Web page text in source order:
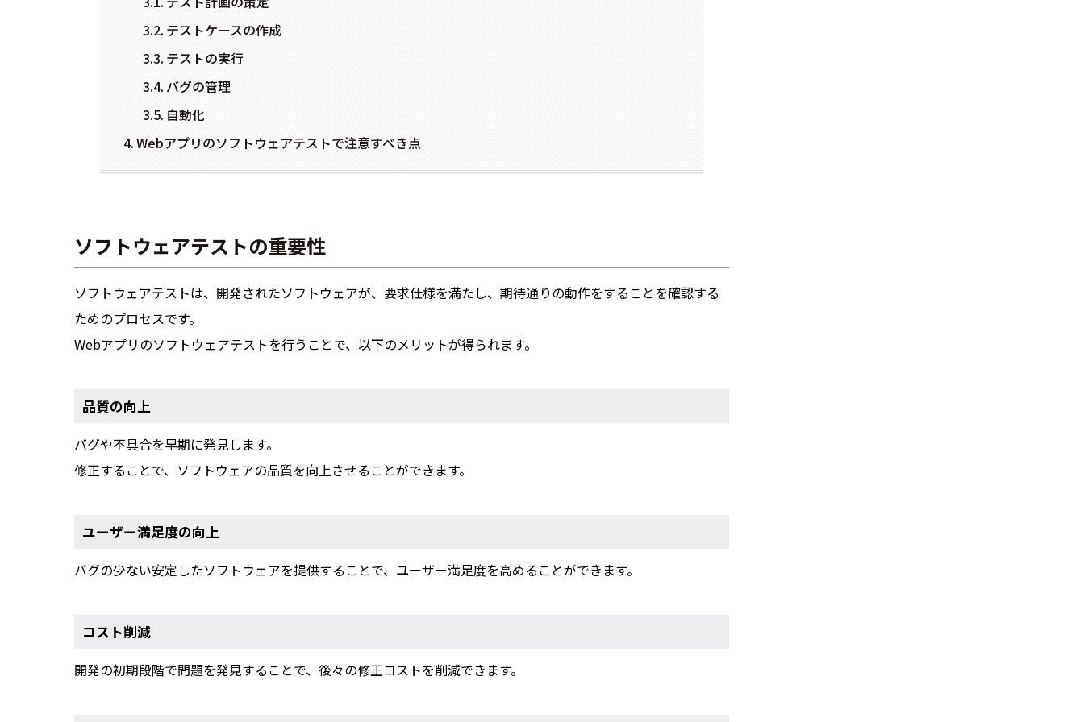
テストケースの作成
テストの実行
バグの管理
自動化
Webアプリのソフトウェアテストで注意すべき点
ソフトウェアテストの重要性
ソフトウェアテストは、開発されたソフトウェアが、要求仕様を満たし、期待通りの動作をすることを確認する
ためのプロセスです。
Webアプリのソフトウェアテストを行うことで、以下のメリットが得られます。
品質の向上
バグや不具合を早期に発見します。
修正することで、ソフトウェアの品質を向上させることができます。
ユーザー満足度の向上
バグの少ない安定したソフトウェアを提供することで、ユーザー満足度を高めることができます。
コスト削減
開発の初期段階で問題を発見することで、後々の修正コストを削減できます。